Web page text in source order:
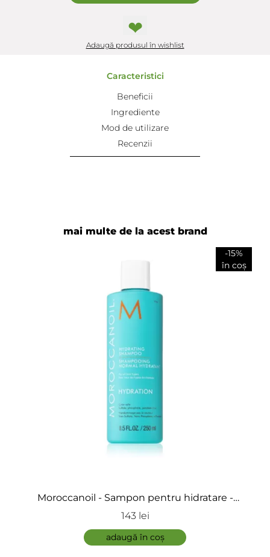
❤
Adaugă produsul în wishlist
Caracteristici
Beneficii
Ingrediente
Mod de utilizare
Recenzii
Adaugă review
mai multe de la acest brand
-15%
în coș
Moroccanoil - Sampon pentru hidratare -
Hydrating Shampoo
143 lei
adaugă în coș